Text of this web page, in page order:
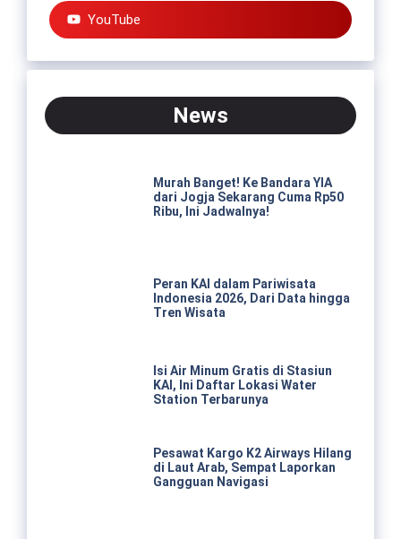
YouTube
News
Murah Banget! Ke Bandara YIA
dari Jogja Sekarang Cuma Rp50
Ribu, Ini Jadwalnya!
Peran KAI dalam Pariwisata
Indonesia 2026, Dari Data hingga
Tren Wisata
Isi Air Minum Gratis di Stasiun
KAI, Ini Daftar Lokasi Water
Station Terbarunya
Pesawat Kargo K2 Airways Hilang
di Laut Arab, Sempat Laporkan
Gangguan Navigasi